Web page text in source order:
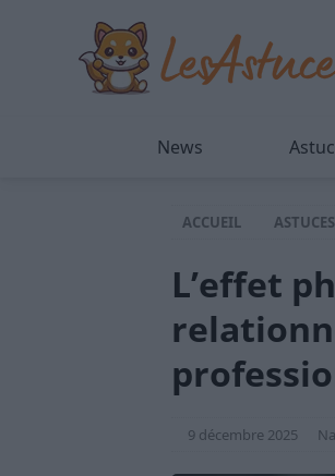
News
ACCUEIL ASTUCES
L’effet
9 décembre 2025